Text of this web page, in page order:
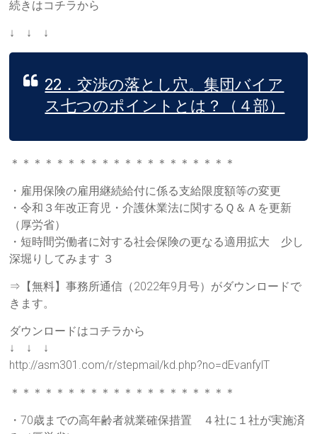
続きはコチラから
↓ ↓ ↓
22．交渉の落とし穴。集団バイア
ス七つのポイントとは？（４部）
＊＊＊＊＊＊＊＊＊＊＊＊＊＊＊＊＊＊＊＊
・雇用保険の雇用継続給付に係る支給限度額等の変更
・令和３年改正育児・介護休業法に関するＱ＆Ａを更新
（厚労省）
・短時間労働者に対する社会保険の更なる適用拡大 少し
深堀りしてみます ３
⇒【無料】事務所通信（2022年9月号）がダウンロードで
きます。
ダウンロードはコチラから
↓ ↓ ↓
http://asm301.com/r/stepmail/kd.php?no=dEvanfylT
＊＊＊＊＊＊＊＊＊＊＊＊＊＊＊＊＊＊＊＊
・70歳までの高年齢者就業確保措置 ４社に１社が実施済